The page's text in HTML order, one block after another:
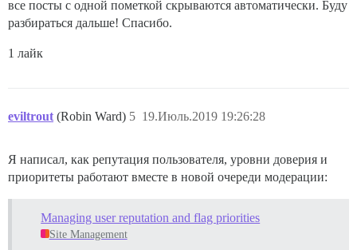
все посты с одной пометкой скрываются автоматически. Буду
разбираться дальше! Спасибо.
1 лайк
eviltrout (Robin Ward) 19.Июль.2019 19:26:28
5
Я написал, как репутация пользователя, уровни доверия и
приоритеты работают вместе в новой очереди модерации:
Managing user reputation and flag priorities
Site Management